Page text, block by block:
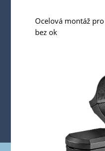
Ocelová montáž
bez ok